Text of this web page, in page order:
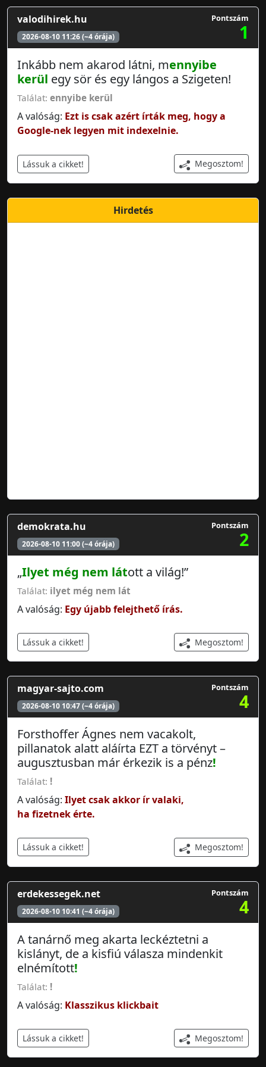
valodihirek.hu
2026-08-10 11:26 (~4 órája)
Pontszám
1
Inkább nem akarod látni, mennyibe
kerül egy sör és egy lángos a Szigeten!
Találat: ennyibe kerül
A valóság: Ezt is csak azért írták meg, hogy a
Google-nek legyen mit indexelnie.
Lássuk a cikket! Megosztom!
Hirdetés
demokrata.hu
2026-08-10 11:00 (~4 órája)
Pontszám
2
„Ilyet még nem látott a világ!”
Találat: ilyet még nem lát
A valóság: Egy újabb felejthető írás.
Lássuk a cikket! Megosztom!
magyar-sajto.com
2026-08-10 10:47 (~4 órája)
Pontszám
4
Forsthoffer Ágnes nem vacakolt,
pillanatok alatt aláírta EZT a törvényt –
augusztusban már érkezik is a pénz!
Találat: !
A valóság: Ilyet csak akkor ír valaki,
ha fizetnek érte.
Lássuk a cikket! Megosztom!
erdekessegek.net
2026-08-10 10:41 (~4 órája)
Pontszám
4
A tanárnő meg akarta leckéztetni a
kislányt, de a kisfiú válasza mindenkit
elnémított!
Találat: !
A valóság: Klasszikus klickbait
Lássuk a cikket! Megosztom!